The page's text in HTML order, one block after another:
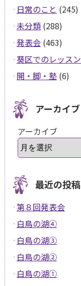
日常のこと (245)
未分類(288)
発表会(463)
葵区でのレッスン
開・脚・塾(6)
アーカイブ
アーカイブ
最近の投稿
第８回発表会
白鳥の湖④
白鳥の湖③
白鳥の湖②
白鳥の湖①